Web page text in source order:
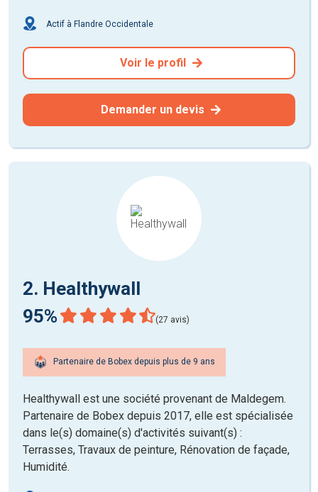
Actif à Flandre Occidentale
Voir le profil
Demander un devis
2. Healthywall
95%
(27 avis)
Partenaire de Bobex depuis plus de 9 ans
Healthywall est une société provenant de Maldegem.
Partenaire de Bobex depuis 2017, elle est spécialisée
dans le(s) domaine(s) d'activités suivant(s) :
Terrasses, Travaux de peinture, Rénovation de façade,
Humidité.